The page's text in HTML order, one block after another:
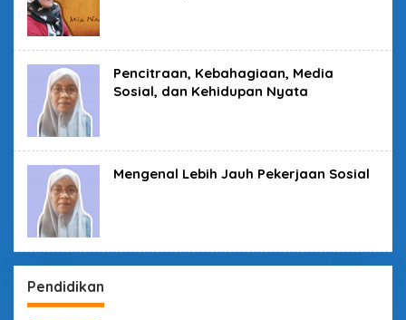
Pencitraan, Kebahagiaan, Media
Sosial, dan Kehidupan Nyata
Mengenal Lebih Jauh Pekerjaan Sosial
Pendidikan